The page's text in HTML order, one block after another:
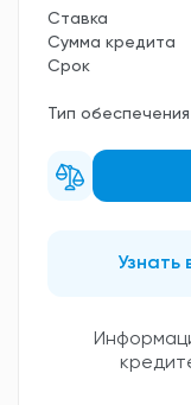
Ставка
Сумма кредита
Срок
Тип обеспечения
Узнать